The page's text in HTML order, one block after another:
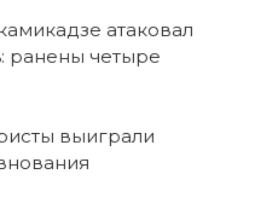
атаковал
ранены четыре
выиграли